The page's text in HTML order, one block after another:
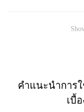
คำแนะนำการใ
เบื้